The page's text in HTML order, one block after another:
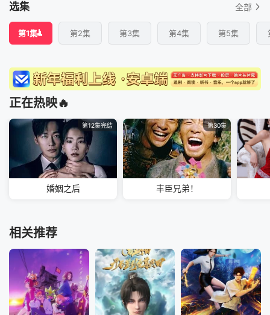
选集 全部
第1集 第2集 第3集 第4集 第5集
正在热映🔥
第12集完结
婚姻之后
第30集
丰臣兄弟！
相关推荐